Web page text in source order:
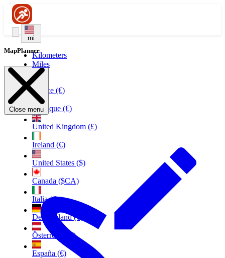
mi
Kilometers
Miles
France (€)
Belgique (€)
United Kingdom (£)
Ireland (€)
United States ($)
Canada ($CA)
Italia (€)
Deutschland (€)
Österreich (€)
España (€)
MapPlanner
Close menu